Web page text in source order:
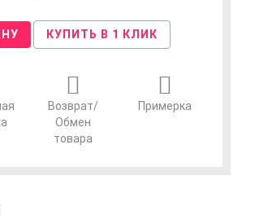
КУПИТЬ В 1 КЛИК
Возврат/
Обмен
товара
Примерка